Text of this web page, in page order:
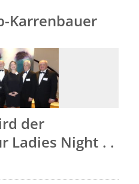
Karrenbauer
der
Ladies Night . .